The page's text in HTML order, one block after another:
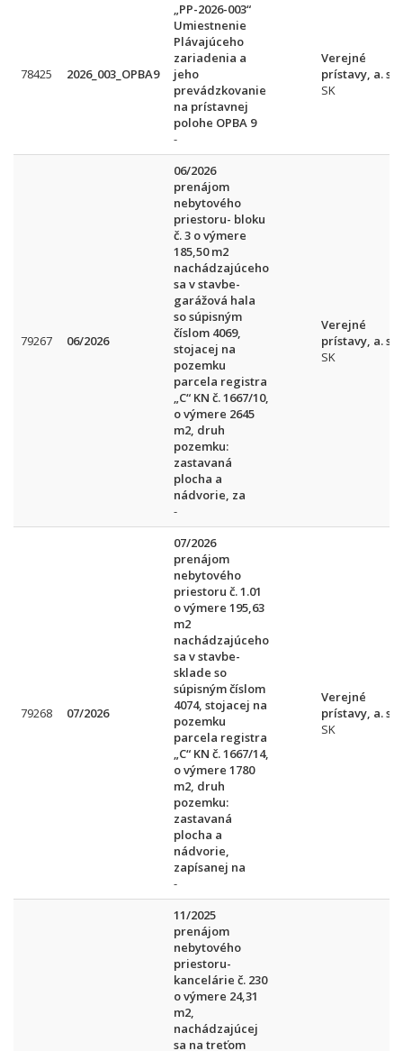
78425 2026_003_OPBA9
„PP-2026-003“
Umiestnenie
Plávajúceho
zariadenia a
jeho
prevádzkovanie
na prístavnej
polohe OPBA 9
-
Verejné
prístavy, a. s.
SK
79267 06/2026
06/2026
prenájom
nebytového
priestoru- bloku
č. 3 o výmere
185,50 m2
nachádzajúceho
sa v stavbe-
garážová hala
so súpisným
číslom 4069,
stojacej na
pozemku
parcela registra
„C“ KN č. 1667/10,
o výmere 2645
m2, druh
pozemku:
zastavaná
plocha a
nádvorie, za
-
Verejné
prístavy, a. s.
SK
79268 07/2026
07/2026
prenájom
nebytového
priestoru č. 1.01
o výmere 195,63
m2
nachádzajúceho
sa v stavbe-
sklade so
súpisným číslom
4074, stojacej na
pozemku
parcela registra
„C“ KN č. 1667/14,
o výmere 1780
m2, druh
pozemku:
zastavaná
plocha a
nádvorie,
zapísanej na
-
Verejné
prístavy, a. s.
SK
11/2025
prenájom
nebytového
priestoru-
kancelárie č. 230
o výmere 24,31
m2,
nachádzajúcej
sa na treťom